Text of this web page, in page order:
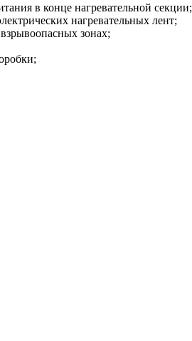
в конце нагревательной секции;
нагревательных лент;
зонах;